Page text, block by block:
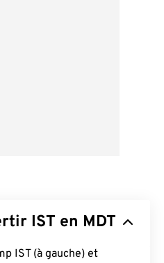
IST en MDT
IST (à gauche) et